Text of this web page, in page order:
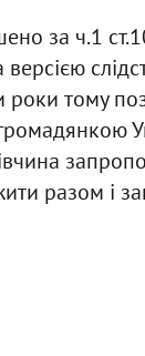
за ч.1
версією
роки тому
разом і